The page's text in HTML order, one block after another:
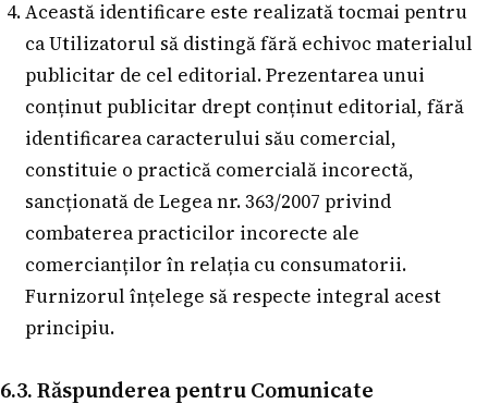
Această identificare este realizată tocmai pentru
ca Utilizatorul să distingă fără echivoc materialul
publicitar de cel editorial. Prezentarea unui
conținut publicitar drept conținut editorial, fără
identificarea caracterului său comercial,
constituie o practică comercială incorectă,
sancționată de Legea nr. 363/2007 privind
combaterea practicilor incorecte ale
comercianților în relația cu consumatorii.
Furnizorul înțelege să respecte integral acest
principiu.
6.3. Răspunderea pentru Comunicate